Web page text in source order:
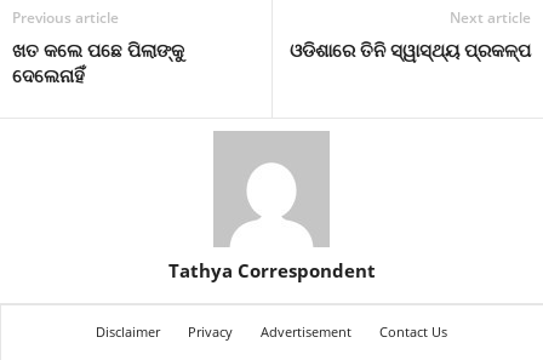
Previous article
ଖତ କଲେ ପଛେ ପିଲାଙ୍କୁ
ଦେଲେନାହିଁ
Next article
ଓଡିଶାରେ ତିନି ସ୍ୱାସ୍ଥ୍ୟ ପ୍ରକଳ୍ପ
Tathya Correspondent
Disclaimer Privacy Advertisement
Contact Us